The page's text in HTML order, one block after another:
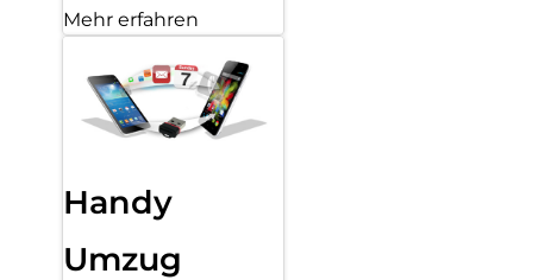
Mehr erfahren
Handy
Umzug